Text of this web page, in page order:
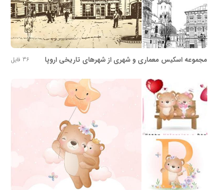
مجموعه اسکیس معماری و شهری از شهرهای تاریخی اروپا 36 فایل